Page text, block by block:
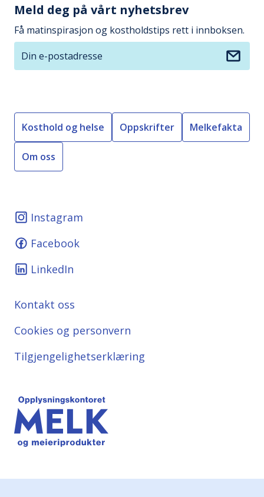
Meld deg på vårt nyhetsbrev
Få matinspirasjon og kostholdstips rett i innboksen.
Din e-postadresse
Kosthold og helse Oppskrifter Melkefakta
Om oss
Instagram
Facebook
LinkedIn
Kontakt oss
Cookies og personvern
Tilgjengelighetserklæring